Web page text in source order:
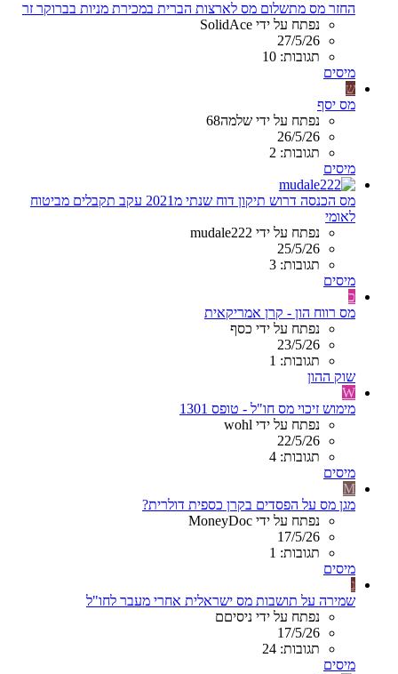
החזר מס מתשלום מס לארצות הברית במכירת מניות בברוקר זר
נפתח על ידי SolidAce
27/5/26
תגובות: 10
מיסים
ש
מס יסף
נפתח על ידי שלמה68
26/5/26
תגובות: 2
מיסים
מס הכנסה דרוש תיקון דוח שנתי מ2021 עקב תקבלים מביטוח
לאומי
נפתח על ידי mudale222
25/5/26
תגובות: 3
מיסים
כ
מס רווח הון - קרן אמריקאית
נפתח על ידי כסף
23/5/26
תגובות: 1
שוק ההון
W
מימוש זיכוי מס חו"ל - טופס 1301
נפתח על ידי wohl
22/5/26
תגובות: 4
מיסים
M
מגן מס על הפסדים בקרן כספית דולרית?
נפתח על ידי MoneyDoc
17/5/26
תגובות: 1
מיסים
נ
שמירה על תושבות מס ישראלית אחרי מעבר לחו"ל
נפתח על ידי ניסיםם
17/5/26
תגובות: 24
מיסים